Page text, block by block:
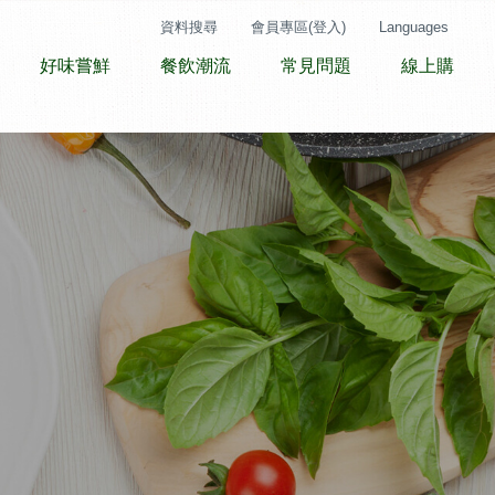
好味嘗鮮 餐飲潮流 常見問題 線上購
資料搜尋 會員專區(登入) Languages